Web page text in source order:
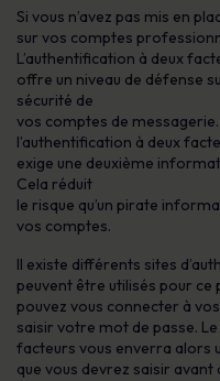
Si vous n’avez pas mis en
sur vos comptes
L’authentification à deux
offre un niveau de défense
sécurité de
vos comptes de
l’authentification à deux
exige une deuxième
Cela réduit
le risque qu’un pirate
vos comptes.
Il existe différents sites
peuvent être utilisés pour ce
pouvez vous connecter à
saisir votre mot de passe.
facteurs vous enverra alors
que vous devrez saisir